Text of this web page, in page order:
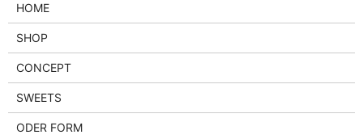
HOME
SHOP
CONCEPT
SWEETS
ODER FORM